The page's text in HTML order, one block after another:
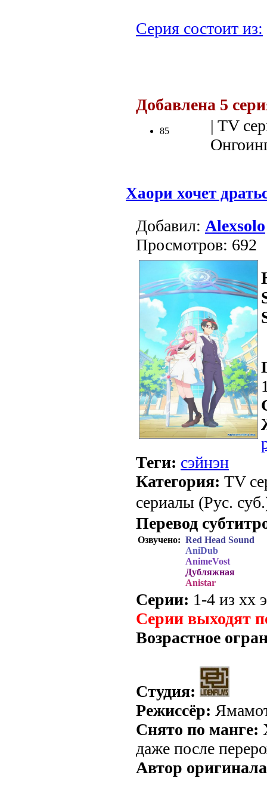
Серия состоит из:
Добавлена 5
85
| TV
Хаори хочет
Добавил: Alexsolo
Просмотров: 692
Теги: сэйнэн
Категория: TV
сериалы (Рус.
Перевод
Озвучено: Red Head Sound
AniDub
AnimeVost
Дубляжная
Anistar
Серии: 1-4 из хх
Серии выходят
Возрастное
Студия:
Режиссёр:
Снято по манге:
даже после
Автор